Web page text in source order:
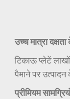
उच्च मात्रा दक्षता
टिकाऊ प्लेटें
पैमाने पर उत्पादन
प्रीमियम